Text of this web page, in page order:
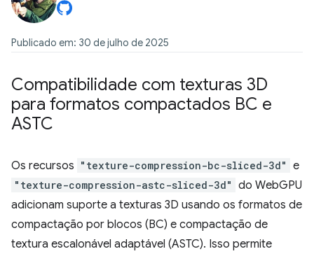
Publicado em: 30 de julho de 2025
Compatibilidade com texturas 3D
para formatos compactados BC e
ASTC
Os recursos "texture-compression-bc-sliced-3d" e
"texture-compression-astc-sliced-3d" do WebGPU
adicionam suporte a texturas 3D usando os formatos de
compactação por blocos (BC) e compactação de
textura escalonável adaptável (ASTC). Isso permite